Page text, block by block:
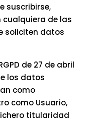
suscribirse,
de las
soliciten datos
de 27 de abril
los datos
como
como Usuario,
titularidad